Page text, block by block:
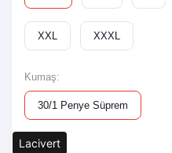
XXL XXXL
Kumaş:
30/1 Penye Süprem
Renk:
Lacivert